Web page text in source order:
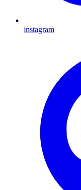
instagram